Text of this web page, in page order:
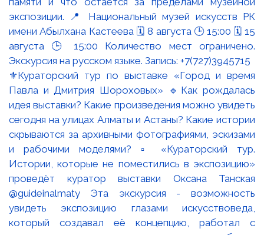
⚜️Кураторский тур по выставке «Город и время
Павла и Дмитрия Шороховых» 🔹Как рождалась
идея выставки? Какие произведения можно увидеть
сегодня на улицах Алматы и Астаны? Какие истории
скрываются за архивными фотографиями, эскизами
и рабочими моделями? ▫️ «Кураторский тур.
Истории, которые не поместились в экспозицию»
проведёт куратор выставки Оксана Танская
@guideinalmaty Эта экскурсия - возможность
увидеть экспозицию глазами искусствоведа,
который создавал её концепцию, работал с